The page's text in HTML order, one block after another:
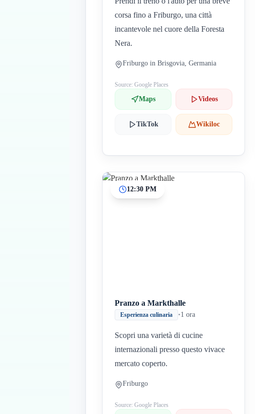
corsa fino a Friburgo, una città
incantevole nel cuore della Foresta
Nera.
Friburgo in Brisgovia, Germania
Source: Google Places
Maps Videos
TikTok Wikiloc
12:30 PM
Pranzo a Markthalle
Esperienza culinaria •1 ora
Scopri una varietà di cucine
internazionali presso questo vivace
mercato coperto.
Friburgo
Source: Google Places